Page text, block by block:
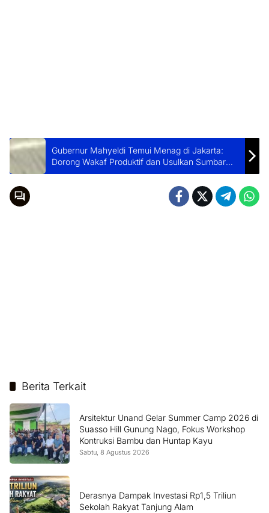
Gubernur Mahyeldi Temui Menag di Jakarta:
Dorong Wakaf Produktif dan Usulkan Sumbar
Tuan Rumah Rakernas Asrama Haji
Berita Terkait
Arsitektur Unand Gelar Summer Camp 2026 di
Suasso Hill Gunung Nago, Fokus Workshop
Kontruksi Bambu dan Huntap Kayu
Sabtu, 8 Agustus 2026
Derasnya Dampak Investasi Rp1,5 Triliun
Sekolah Rakyat Tanjung Alam